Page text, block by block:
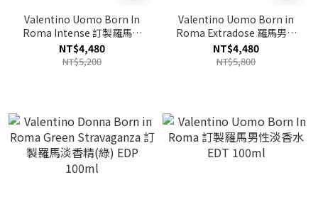
Valentino Uomo Born In
Roma Intense 訂製羅馬馥
郁男性淡香精 EDP Intense
100ml
NT$4,480
NT$5,200
Valentino Uomo Born in
Roma Extradose 羅馬男士
香精 PARFUM 100ml
NT$4,480
NT$5,800